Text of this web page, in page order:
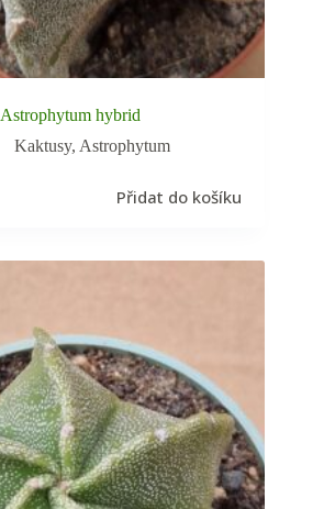
Astrophytum hybrid
Kaktusy, Astrophytum
Přidat do košíku